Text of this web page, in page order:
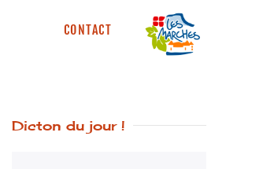
CONTACT
Dicton du jour !